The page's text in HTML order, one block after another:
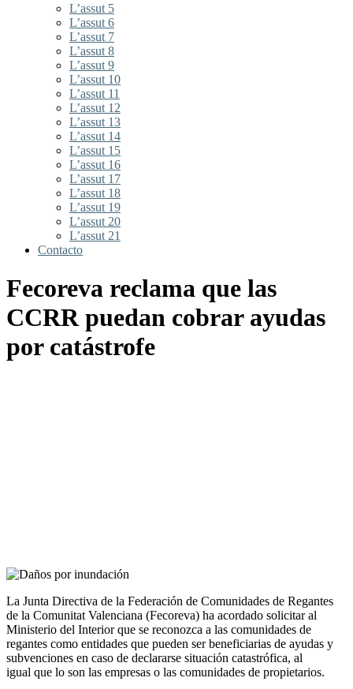
L’assut 5
L’assut 6
L’assut 7
L’assut 8
L’assut 9
L’assut 10
L’assut 11
L’assut 12
L’assut 13
L’assut 14
L’assut 15
L’assut 16
L’assut 17
L’assut 18
L’assut 19
L’assut 20
L’assut 21
Contacto
Fecoreva reclama que las
CCRR puedan cobrar ayudas
por catástrofe
La Junta Directiva de la Federación de Comunidades de Regantes
de la Comunitat Valenciana (Fecoreva) ha acordado solicitar al
Ministerio del Interior que se reconozca a las comunidades de
regantes como entidades que pueden ser beneficiarias de ayudas y
subvenciones en caso de declararse situación catastrófica, al
igual que lo son las empresas o las comunidades de propietarios.